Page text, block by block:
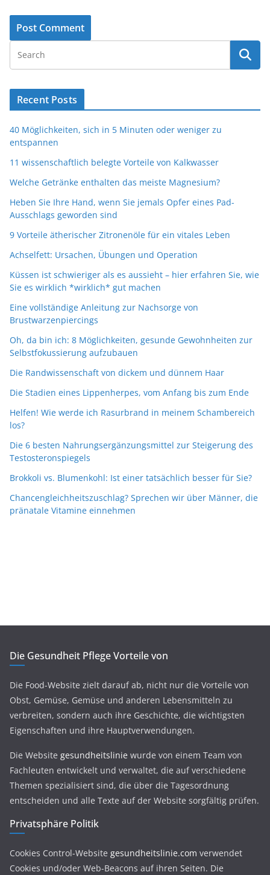
Recent Posts
40 Möglichkeiten, sich in 5 Minuten oder weniger zu
entspannen
11 wissenschaftlich belegte Vorteile von Kalkwasser
Welche Getränke enthalten das meiste Magnesium?
Heben Sie Ihre Hand, wenn Sie jemals Opfer eines Pad-
Ausschlags geworden sind
9 Vorteile ätherischer Zitronenöle für ein vitales Leben
Achselfett: Ursachen, Übungen und Operation
Küssen ist schwieriger als es aussieht – hier erfahren Sie, wie
Sie es wirklich *wirklich* gut machen
Eine vollständige Anleitung zur Nachsorge von
Brustwarzenpiercings
Oh, da bin ich: 8 Möglichkeiten, gesunde Gewohnheiten zur
Selbstfokussierung aufzubauen
Die Randwissenschaft von dickem und dünnem Haar
Die Stadien eines Lippenherpes, vom Anfang bis zum Ende
Helfen! Wie werde ich Rasurbrand in meinem Schambereich
los?
Die 6 besten Nahrungsergänzungsmittel zur Steigerung des
Testosteronspiegels
Brokkoli vs. Blumenkohl: Ist einer tatsächlich besser für Sie?
Chancengleichheitszuschlag? Sprechen wir über Männer, die
pränatale Vitamine einnehmen
Die Gesundheit Pflege Vorteile von
Die Food-Website zielt darauf ab, nicht nur die Vorteile von
Obst, Gemüse, Gemüse und anderen Lebensmitteln zu
verbreiten, sondern auch ihre Geschichte, die wichtigsten
Eigenschaften und ihre Hauptverwendungen.
Die Website gesundheitslinie wurde von einem Team von
Fachleuten entwickelt und verwaltet, die auf verschiedene
Themen spezialisiert sind, die über die Tagesordnung
entscheiden und alle Texte auf der Website sorgfältig prüfen.
Privatsphäre Politik
Cookies Control-Website gesundheitslinie.com verwendet
Cookies und/oder Web-Beacons auf ihren Seiten. Die